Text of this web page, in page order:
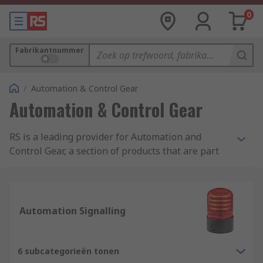
0
Fabrikantnummer
/ Automation & Control Gear
Automation & Control Gear
RS is a leading provider for Automation and
Control Gear, a section of products that are part
Automation and Control products cover the
building sectors. Offering you products that
Automation Signalling
6 subcategorieën tonen